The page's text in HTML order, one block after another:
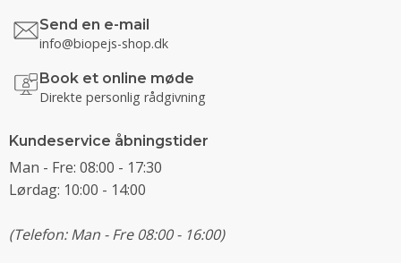
Send en e-mail
info@biopejs-shop.dk
Book et online møde
Direkte personlig rådgivning
Kundeservice åbningstider
Man - Fre: 08:00 - 17:30
Lørdag: 10:00 - 14:00
(Telefon: Man - Fre 08:00 - 16:00)